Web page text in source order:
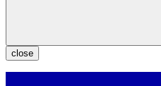
close